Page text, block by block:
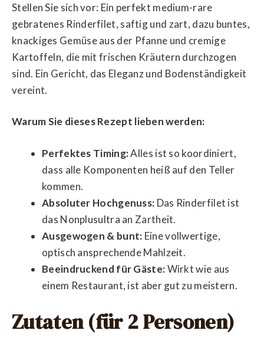
Stellen Sie sich vor: Ein perfekt medium-rare
gebratenes Rinderfilet, saftig und zart, dazu buntes,
knackiges Gemüse aus der Pfanne und cremige
Kartoffeln, die mit frischen Kräutern durchzogen
sind. Ein Gericht, das Eleganz und Bodenständigkeit
vereint.
Warum Sie dieses Rezept lieben werden:
Perfektes Timing:Alles ist so koordiniert,
dass alle Komponenten heiß auf den Teller
kommen.
Absoluter Hochgenuss: Das Rinderfilet ist
das Nonplusultra an Zartheit.
Ausgewogen & bunt: Eine vollwertige,
optisch ansprechende Mahlzeit.
Beeindruckend für Gäste:Wirkt wie aus
einem Restaurant, ist aber gut zu meistern.
Zutaten (für 2 Personen)